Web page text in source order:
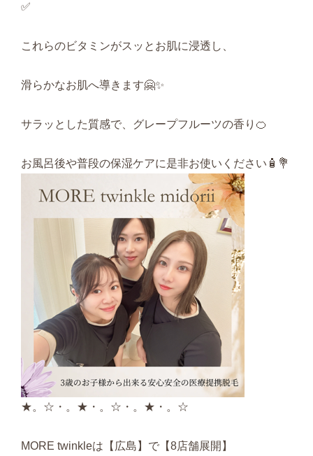
✅
これらのビタミンがスッとお肌に浸透し、
滑らかなお肌へ導きます🤗✨
サラッとした質感で、グレープフルーツの香り🍊
お風呂後や普段の保湿ケアに是非お使いください🧴💐
★。☆・。★・。☆・。★・。☆
MORE twinkleは【広島】で【8店舗展開】